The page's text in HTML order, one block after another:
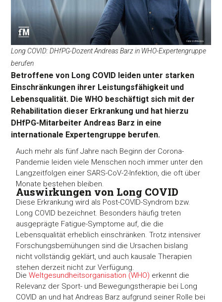
Long COVID: DHfPG-Dozent Andreas Barz in WHO-Expertengruppe
berufen
Betroffene von Long COVID leiden unter starken
Einschränkungen ihrer Leistungsfähigkeit und
Lebensqualität. Die WHO beschäftigt sich mit der
Rehabilitation dieser Erkrankung und hat hierzu
DHfPG-Mitarbeiter Andreas Barz in eine
internationale Expertengruppe berufen.
Auch mehr als fünf Jahre nach Beginn der Corona-
Pandemie leiden viele Menschen noch immer unter den
Langzeitfolgen einer SARS-CoV-2-Infektion, die oft über
Monate bestehen bleiben.
Auswirkungen von Long COVID
Diese Erkrankung wird als Post-COVID-Syndrom bzw.
Long COVID bezeichnet. Besonders häufig treten
ausgeprägte Fatigue-Symptome auf, die die
Lebensqualität erheblich einschränken. Trotz intensiver
Forschungsbemühungen sind die Ursachen bislang
nicht vollständig geklärt, und auch kausale Therapien
stehen derzeit nicht zur Verfügung.
DieWeltgesundheitsorganisation (WHO) erkennt die
Relevanz der Sport- und Bewegungstherapie bei Long
COVID an und hat Andreas Barz aufgrund seiner Rolle bei